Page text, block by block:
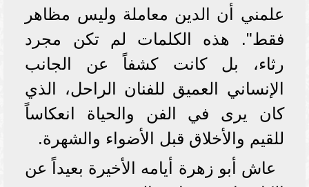
علمني أن الدين معاملة وليس مظاهر
فقط". هذه الكلمات لم تكن مجرد
رثاء، بل كانت كشفاً عن الجانب
الإنساني العميق للفنان الراحل، الذي
كان يرى في الفن والحياة انعكاساً
للقيم والأخلاق قبل الأضواء والشهرة.
عاش أبو زهرة أيامه الأخيرة بعيداً عن